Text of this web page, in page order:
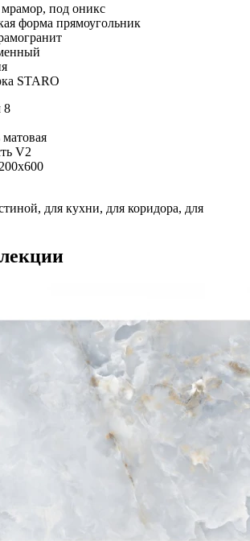
под оникс
форма прямоугольник
STARO
8
матовая
V2
для кухни, для коридора, для